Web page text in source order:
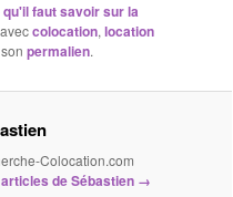
qu'il faut savoir sur la
colocation,location
sonpermalien.
Colocation.com
de Sébastien →